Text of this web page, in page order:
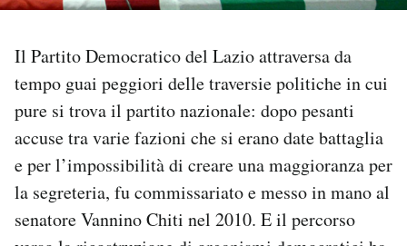
I MIEI PREFERITI
SHOP
CALENDARIO
AREA PERSONALE
Il Partito Democratico del Lazio attraversa da
tempo guai peggiori delle traversie politiche in cui
pure si trova il partito nazionale: dopo pesanti
accuse tra varie fazioni che si erano date battaglia
e per l’impossibilità di creare una maggioranza per
la segreteria, fu commissariato e messo in mano al
senatore Vannino Chiti nel 2010. E il percorso